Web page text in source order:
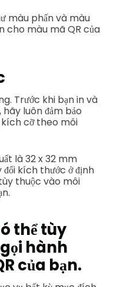
màu phấn và màu
cho màu mã QR của
Trước khi bạn in và
luôn đảm bảo
kích cỡ theo môi
là 32 x 32 mm
kích thước ở định
thuộc vào môi
thể tùy
hành
của bạn.